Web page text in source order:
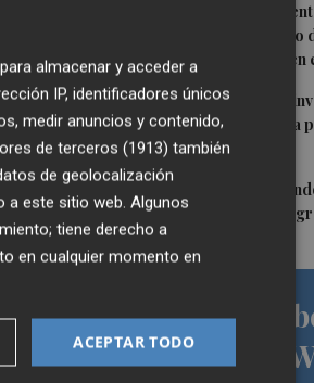
CaixaBank
para el alumnado
275.000 euros en
4 Tesla y SpaceX
para construir la
chips Terafab
5 Sol Picó: “El
no es tiempo de
de
nuestros
una gran
partícipes y
Ello ello
señala
almacenar y acceder a
IP, identificadores únicos
medir anuncios y contenido,
de terceros (1913) también
de geolocalización
a este sitio web. Algunos
tiene derecho a
en cualquier momento en
ACEPTAR TODO